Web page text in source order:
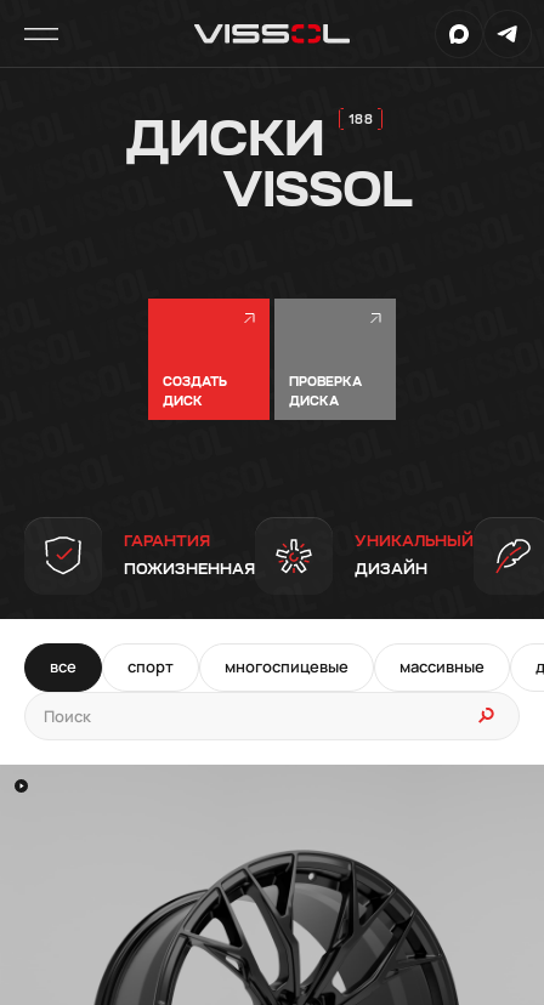
ДИСКИ
VISSOL
СОЗДАТЬ
ДИСК
ПРОВЕРКА
ДИСКА
ГАРАНТИЯ
ПОЖИЗНЕННАЯ
УНИКАЛЬНЫЙ
ДИЗАЙН
все спорт многоспицевые массивные